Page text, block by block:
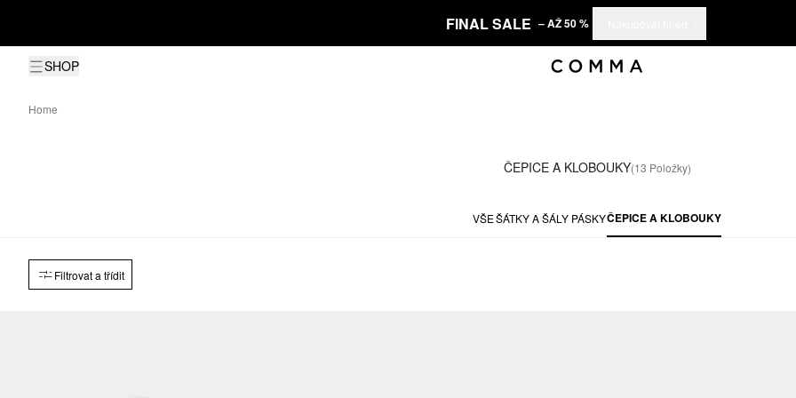
FINAL SALE – AŽ 50 %
SHOP
Home
ČEPICE A KLOBOUKY(13 Položky)
VŠEŠÁTKY A ŠÁLY PÁSKYČEPICE A KLOBOUKY
Filtrovat a třídit